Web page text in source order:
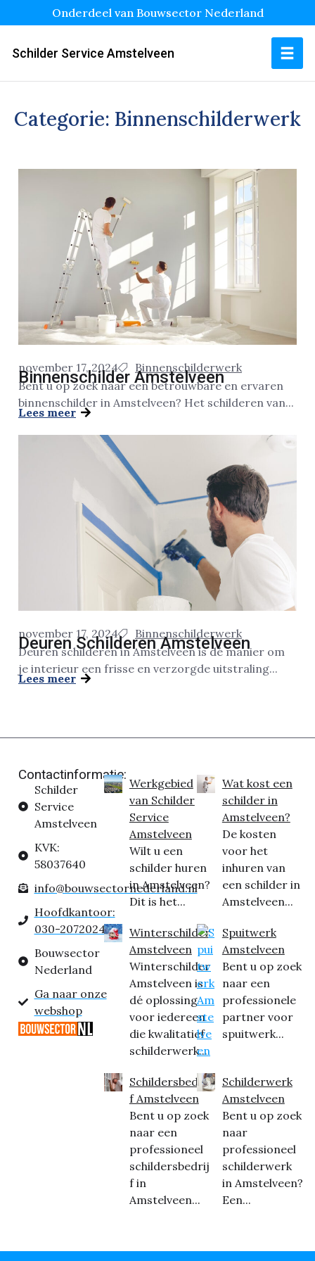
Onderdeel van Bouwsector Nederland
Schilder Service Amstelveen
Categorie: Binnenschilderwerk
november 17, 2024 Binnenschilderwerk
Binnenschilder Amstelveen
Bent u op zoek naar een betrouwbare en ervaren
binnenschilder in Amstelveen? Het schilderen van...
Lees meer
november 17, 2024 Binnenschilderwerk
Deuren Schilderen Amstelveen
Deuren schilderen in Amstelveen is dé manier om
je interieur een frisse en verzorgde uitstraling...
Lees meer
Contactinformatie:
Schilder
Service
Amstelveen
KVK:
58037640
info@bouwsectornederland.nl
Hoofdkantoor:
030-2072024
Bouwsector
Nederland
Ga naar onze
webshop
Werkgebied
van Schilder
Service
Amstelveen
Wilt u een
schilder huren
in Amstelveen?
Dit is het...
Winterschilder
Amstelveen
Winterschilder
Amstelveen is
dé oplossing
voor iedereen
die kwalitatief
schilderwerk...
Schildersbedrij
f Amstelveen
Bent u op zoek
naar een
professioneel
schildersbedrij
f in
Amstelveen...
Wat kost een
schilder in
Amstelveen?
De kosten
voor het
inhuren van
een schilder in
Amstelveen...
Spuitwerk
Amstelveen
Bent u op zoek
naar een
professionele
partner voor
spuitwerk...
Schilderwerk
Amstelveen
Bent u op zoek
naar
professioneel
schilderwerk
in Amstelveen?
Een...